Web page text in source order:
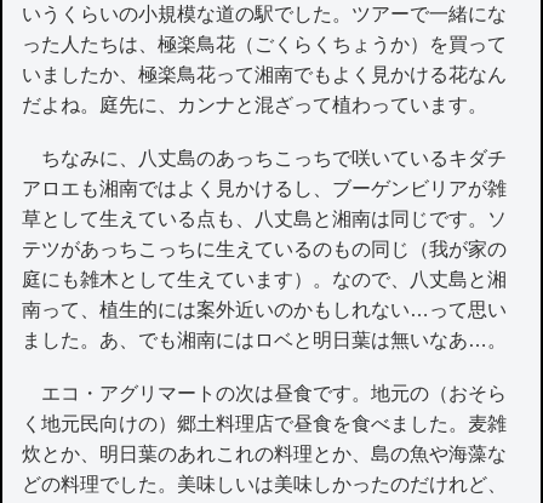
いうくらいの小規模な道の駅でした。ツアーで一緒にな
った人たちは、極楽鳥花（ごくらくちょうか）を買って
いましたか、極楽鳥花って湘南でもよく見かける花なん
だよね。庭先に、カンナと混ざって植わっています。
ちなみに、八丈島のあっちこっちで咲いているキダチ
アロエも湘南ではよく見かけるし、ブーゲンビリアが雑
草として生えている点も、八丈島と湘南は同じです。ソ
テツがあっちこっちに生えているのもの同じ（我が家の
庭にも雑木として生えています）。なので、八丈島と湘
南って、植生的には案外近いのかもしれない…って思い
ました。あ、でも湘南にはロベと明日葉は無いなあ…。
エコ・アグリマートの次は昼食です。地元の（おそら
く地元民向けの）郷土料理店で昼食を食べました。麦雑
炊とか、明日葉のあれこれの料理とか、島の魚や海藻な
どの料理でした。美味しいは美味しかったのだけれど、